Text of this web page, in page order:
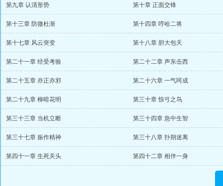
第九章 认清形势 第十章 正面交锋
第十三章 防微杜渐 第十四章 哼哈二将
第十七章 风云突变 第十八章 胆大包天
第二十一章 经受考验 第二十二章 声东击西
第二十五章 亦正亦邪 第二十六章 一气呵成
第二十九章 柳暗花明 第三十章 惊弓之鸟
第三十三章 当机立断 第三十四章 急中生智
第三十七章 振作精神 第三十八章 扑朔迷离
第四十一章 生死关头 第四十二章 相伴一身